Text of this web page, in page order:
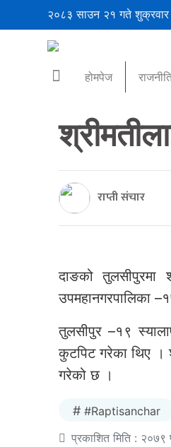
२०८३ साउन २१ गते शुक्रवार
होमपेज
राप्ती संचार
दाङको तुलसीपुरमा
उपमहानगरपालिका
तुलसीपुर –१९
कुटपिट गरेका थिए ।
गरेको छ ।
#Raptisanchar
प्रकाशित मिति :